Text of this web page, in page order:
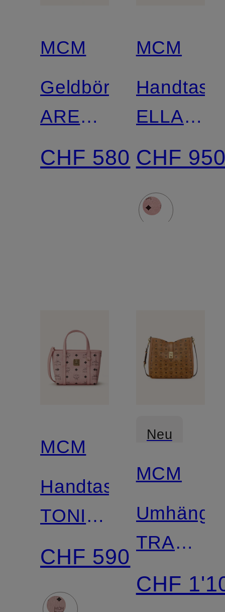
MCM
Geldbörse
AREN
zum
Umhängen
CHF 580
MCM
ELLA
BOSTON
VISETOS
CHF
MCM
Handtasche
TONI
VI
CHF 590
Neu
MCM
TRACY
VISETOS
LARGE
CHF